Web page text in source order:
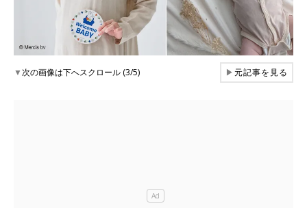
▼次の画像は下へスクロール (3/5) ▶元記事を見る